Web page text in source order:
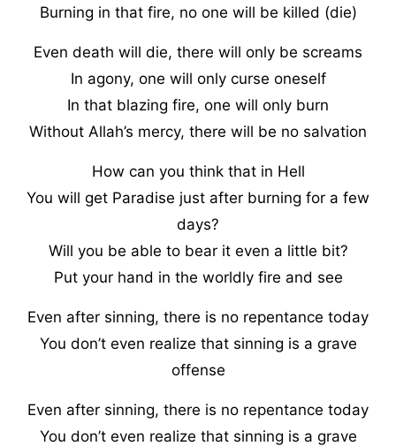
Burning in that fire, no one will be killed (die)
Even death will die, there will only be screams
In agony, one will only curse oneself
In that blazing fire, one will only burn
Without Allah’s mercy, there will be no salvation
How can you think that in Hell
You will get Paradise just after burning for a few
days?
Will you be able to bear it even a little bit?
Put your hand in the worldly fire and see
Even after sinning, there is no repentance today
You don’t even realize that sinning is a grave
offense
Even after sinning, there is no repentance today
You don’t even realize that sinning is a grave